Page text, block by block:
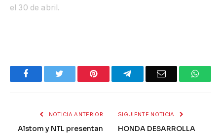
el 30 de abril.
Facebook Pinterest TelegramEmail
NOTICIA ANTERIOR
Alstom y NTL presentan
SIGUIENTE NOTICIA
HONDA DESARROLLA